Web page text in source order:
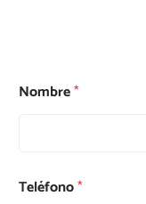
Nombre*
Teléfono*